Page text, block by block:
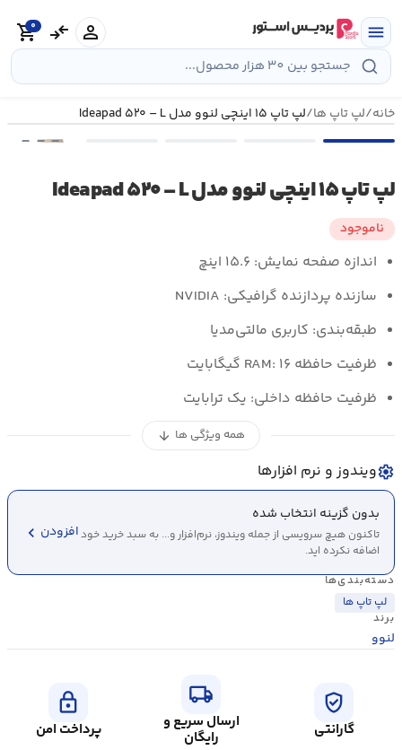
به
محتوا
menu
person
compare_arrows
shopping_cart
0
خانه/لپ تاپ ها/لپ تاپ ۱۵ اینچی لنوو مدل Ideapad ۵۲۰ – L
•••
لپ تاپ ۱۵ اینچی لنوو مدل Ideapad ۵۲۰ – L
ناموجود
اندازه صفحه نمایش: ۱۵.۶ اینچ
سازنده پردازنده گرافیکی: NVIDIA
طبقه‌بندی: کاربری مالتی‌مدیا
ظرفیت حافظه RAM: ۱۶ گیگابایت
ظرفیت حافظه داخلی: یک ترابایت
همه ویژگی ها arrow_downward
ویندوز و نرم افزارهاsettings
بدون گزینه انتخاب شده
تاکنون هیچ سرویسی از جمله ویندوز، نرم‌افزار و... به سبد خرید خود
اضافه نکرده اید.
افزودن chevron_left
دسته‌بندی‌ها
لپ تاپ ها
برند
لنوو
verified_user
گارانتی
local_shipping
ارسال سریع و
رایگان
lock
پرداخت امن